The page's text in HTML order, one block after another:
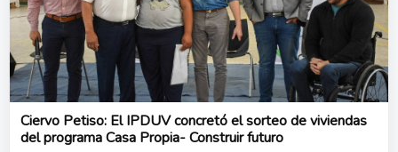
Ciervo Petiso: El IPDUV concretó el sorteo de viviendas
del programa Casa Propia- Construir futuro